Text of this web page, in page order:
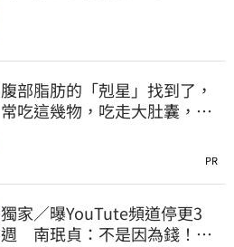
腹部脂肪的「剋星」找到了，
常吃這幾物，吃走大肚囊，瘦
PR
獨家／曝YouTute頻道停更3
週 南珉貞：不是因為錢！粉